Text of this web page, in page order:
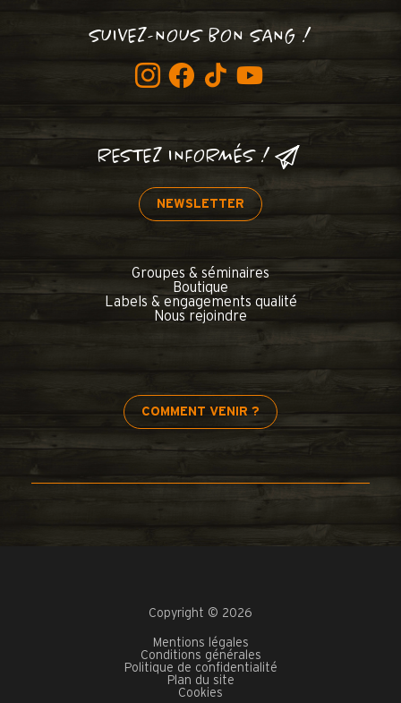
SUIVEZ-NOUS BON SANG !
RESTEZ INFORMÉS !
NEWSLETTER
Groupes & séminaires
Boutique
Labels & engagements qualité
Nous rejoindre
COMMENT VENIR ?
Copyright © 2026
Mentions légales
Conditions générales
Politique de confidentialité
Plan du site
Cookies